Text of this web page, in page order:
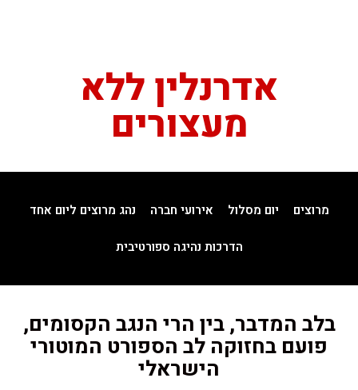
אדרנלין ללא
מעצורים
מרוצים יום מסלול אירועי חברה נהג מרוצים ליום אחד
הדרכות נהיגה ספורטיבית
בלב המדבר, בין הרי הנגב הקסומים,
פועם בחזוקה לב הספורט המוטורי
הישראלי